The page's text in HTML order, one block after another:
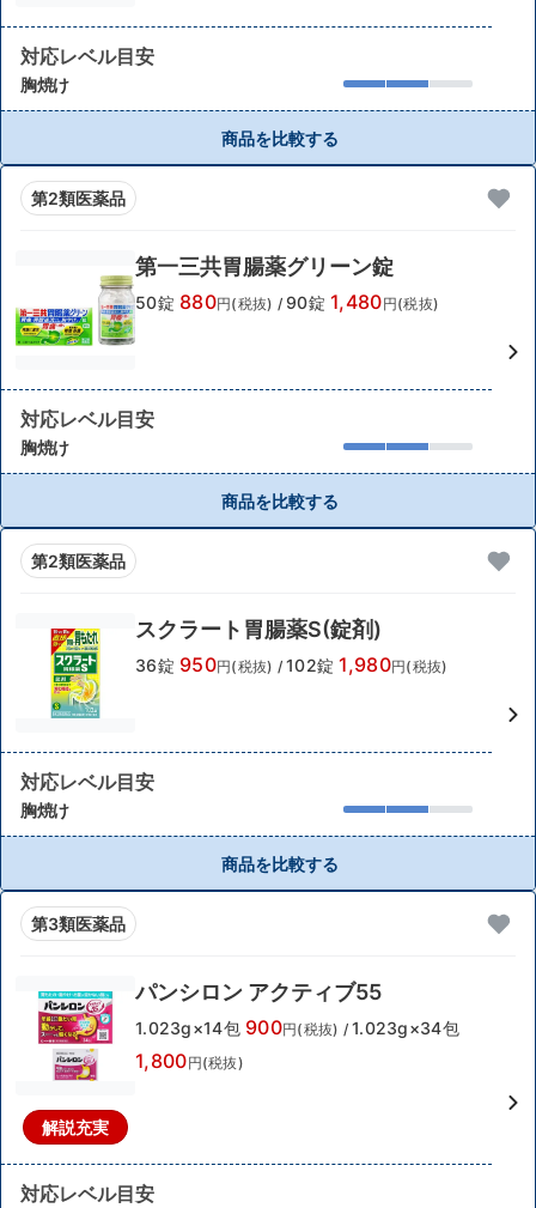
対応レベル目安
胸焼け
商品を比較する
第2類医薬品
第一三共胃腸薬グリーン錠
50錠 880円(税抜) / 90錠 1,480円(税抜)
対応レベル目安
胸焼け
商品を比較する
第2類医薬品
スクラート胃腸薬S(錠剤)
36錠 950円(税抜) / 102錠 1,980円(税抜)
対応レベル目安
胸焼け
商品を比較する
第3類医薬品
解説充実
パンシロン アクティブ55
1.023g×14包 900円(税抜) / 1.023g×34包
1,800円(税抜)
対応レベル目安